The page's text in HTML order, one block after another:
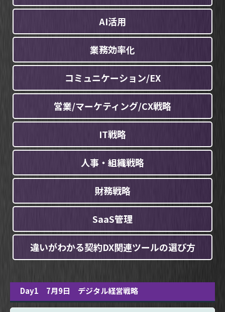
AI活用
業務効率化
コミュニケーション/EX
営業/マーケティング/CX戦略
IT戦略
人事・組織戦略
財務戦略
SaaS管理
違いがわかる契約DX関連ツールの選び方
Day1 7月9日 デジタル経営戦略